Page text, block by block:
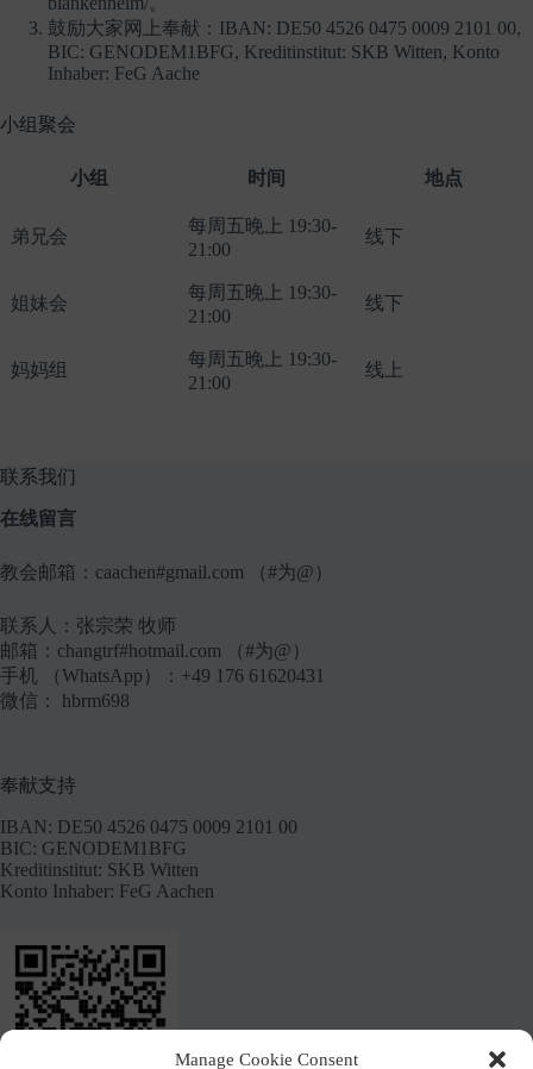
Manage Cookie Consent
鼓励大家网上奉献：IBAN: DE50 4526 0475 0009 2101 00,
BIC: GENODEM1BFG, Kreditinstitut: SKB Witten, Konto
Inhaber: FeG Aache
小组聚会
小组 时间 地点
弟兄会
每周五晚上 19:30-
21:00
线下
姐妹会
每周五晚上 19:30-
21:00
线下
妈妈组
每周五晚上 19:30-
21:00
线上
联系我们
在线留言
教会邮箱：caachen#gmail.com （#为@）
联系人：张宗荣 牧师
邮箱：changtrf#hotmail.com （#为@）
手机 （WhatsApp）：+49 176 61620431
微信： hbrm698
奉献支持
IBAN: DE50 4526 0475 0009 2101 00
BIC: GENODEM1BFG
Kreditinstitut: SKB Witten
Konto Inhaber: FeG Aachen